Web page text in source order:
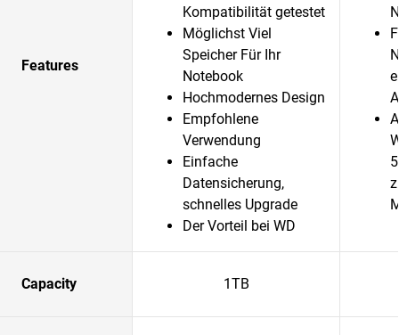
Features
Kompatibilität getestet
Möglichst Viel
Speicher Für Ihr
Notebook
Hochmodernes Design
Empfohlene
Verwendung
Einfache
Datensicherung,
schnelles Upgrade
Der Vorteil bei WD
Capacity 1TB